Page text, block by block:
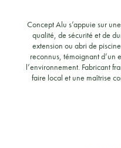
Concept Alu s’appuie sur
qualité, de sécurité et de
extension ou abri de
reconnus, témoignant d’un
l’environnement. Fabricant
faire local et une maîtrise